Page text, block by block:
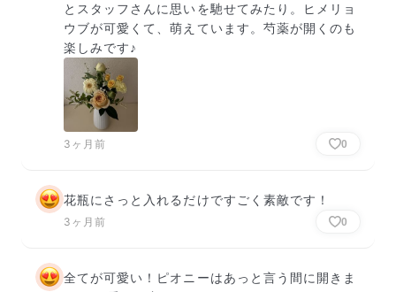
とスタッフさんに思いを馳せてみたり。ヒメリョ
ウブが可愛くて、萌えています。芍薬が開くのも
楽しみです♪
3ヶ月前 0
花瓶にさっと入れるだけですごく素敵です！
3ヶ月前 0
全てが可愛い！ピオニーはあっと言う間に開きま